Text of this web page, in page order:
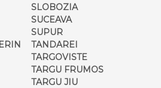
SLOBOZIA
SUCEAVA
SUPUR
TANDAREI
TARGOVISTE
TARGU FRUMOS
TARGU JIU